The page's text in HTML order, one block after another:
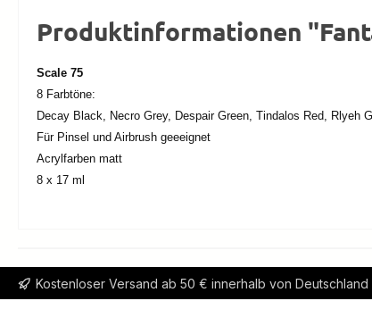
Produktinformationen
Scale 75
8 Farbtöne:
Decay Black, Necro Grey, Despair Green, Tindalos Red, Rlyeh
Für Pinsel und Airbrush geeeignet
Acrylfarben matt
8 x 17 ml
Kostenloser Versand ab 50 € innerhalb von Deutschland